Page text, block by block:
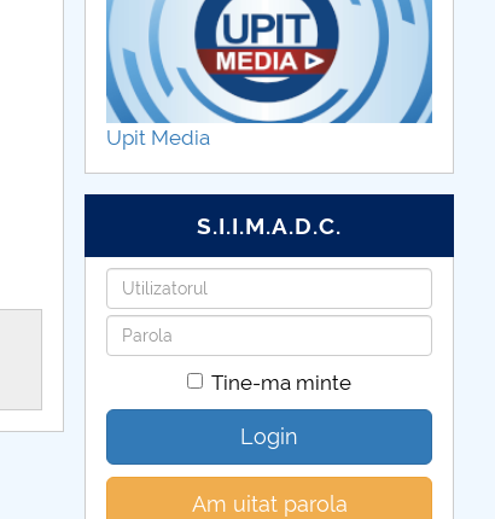
Upit Media
S.I.I.M.A.D.C.
Utilizatorul
Parola
Tine-ma minte
Login
Am uitat parola